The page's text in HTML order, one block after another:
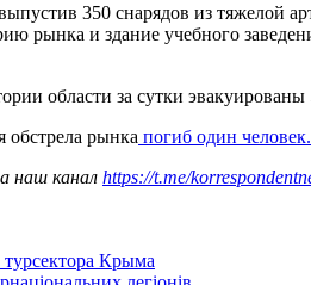
350 снарядов из тяжелой
рынка и здание учебного
области за сутки эвакуированы
обстрела рынка погиб один человек.
наш канал https://t.me/
Крыма